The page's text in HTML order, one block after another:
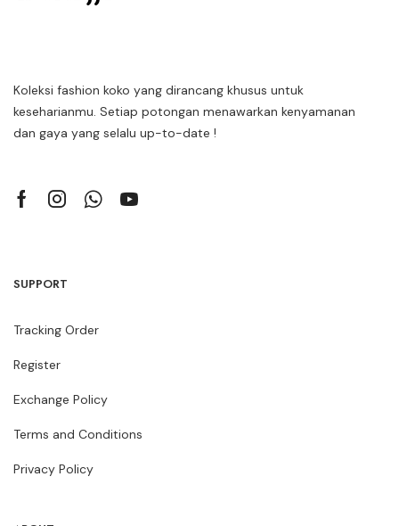
Koleksi fashion koko yang dirancang khusus untuk
keseharianmu. Setiap potongan menawarkan kenyamanan
dan gaya yang selalu up-to-date !
SUPPORT
Tracking Order
Register
Exchange Policy
Terms and Conditions
Privacy Policy